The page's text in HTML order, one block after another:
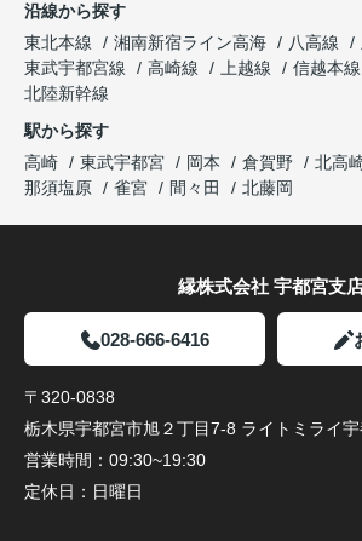
沿線から探す
東北本線
湘南新宿ライン高海 八高線
東武宇都宮線
高崎線 上越線 信越本線
北陸新幹線
駅から探す
高崎
東武宇都宮 岡本 倉賀野 北高
那須塩原
雀宮 間々田 北藤岡
縁株式会社 宇都宮支
028-666-6416
〒320-0838
栃木県宇都宮市旭２丁目7-8 ライトミライ
営業時間： 09:30~19:30
定休日： 日曜日